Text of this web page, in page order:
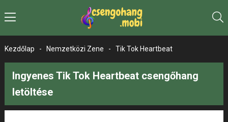
Kezdőlap - Nemzetközi Zene - Tik Tok Heartbeat
Ingyenes Tik Tok Heartbeat csengőhang
letöltése